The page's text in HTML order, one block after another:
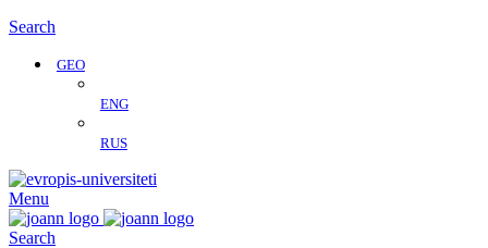
Search
GEO
ENG
RUS
Menu
Search